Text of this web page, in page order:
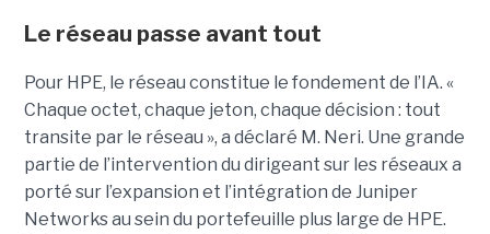
Le réseau passe avant tout
Pour HPE, le réseau constitue le fondement de l’IA. «
Chaque octet, chaque jeton, chaque décision : tout
transite par le réseau », a déclaré M. Neri. Une grande
partie de l’intervention du dirigeant sur les réseaux a
porté sur l’expansion et l’intégration de Juniper
Networks au sein du portefeuille plus large de HPE.